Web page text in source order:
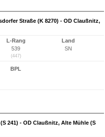
Straße (K 8270) - OD Claußnitz,
L-Rang
539
(447)
Land
SN
BPL
241) - OD Claußnitz, Alte Mühle (S